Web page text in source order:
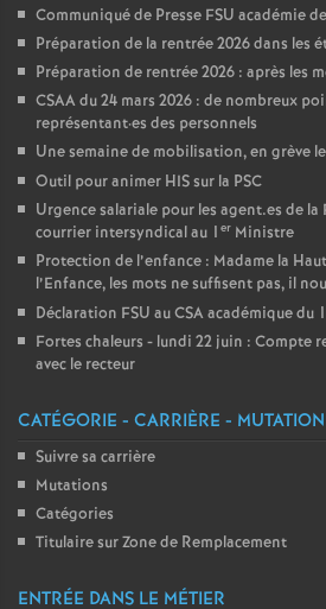
Communiqué de Presse FSU académie
Préparation de la rentrée 2026 dans les
Préparation de rentrée 2026 : après les
CSAA du 24 mars 2026 : de nombreux
représentant·es des personnels
Une semaine de mobilisation, en grève
Outil pour animer HIS sur la PSC
Urgence salariale pour les agent.es de
courrier intersyndical au 1 er Ministre
Protection de l’enfance : Madame la
l’Enfance, les mots ne suffisent pas, il
Déclaration FSU au CSA académique du
Fortes chaleurs - lundi 22 juin : Compte
avec le recteur
CATÉGORIE - CARRIÈRE - MUTATION
Suivre sa carrière
Mutations
Catégories
Titulaire sur Zone de Remplacement
ENTRÉE DANS LE MÉTIER